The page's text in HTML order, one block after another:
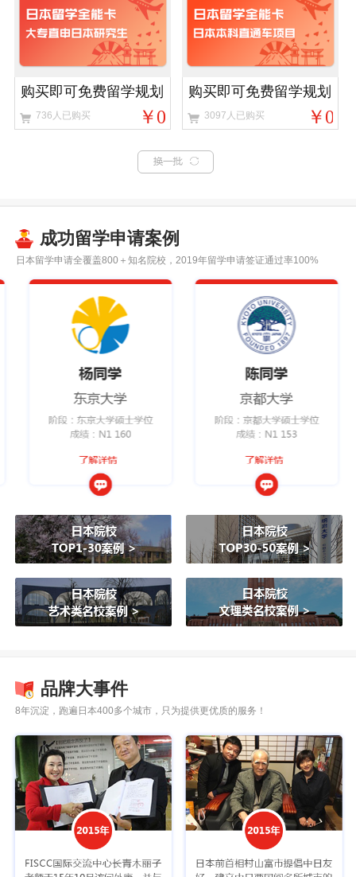
购买即可免费留学规划
736人已购买 ￥0
购买即可免费留学规划
3097人已购买 ￥0
成功留学申请案例
日本留学申请全覆盖800＋知名院校，2019年留学申请签证通过率100%
品牌大事件
8年沉淀，跑遍日本400多个城市，只为提供更优质的服务！